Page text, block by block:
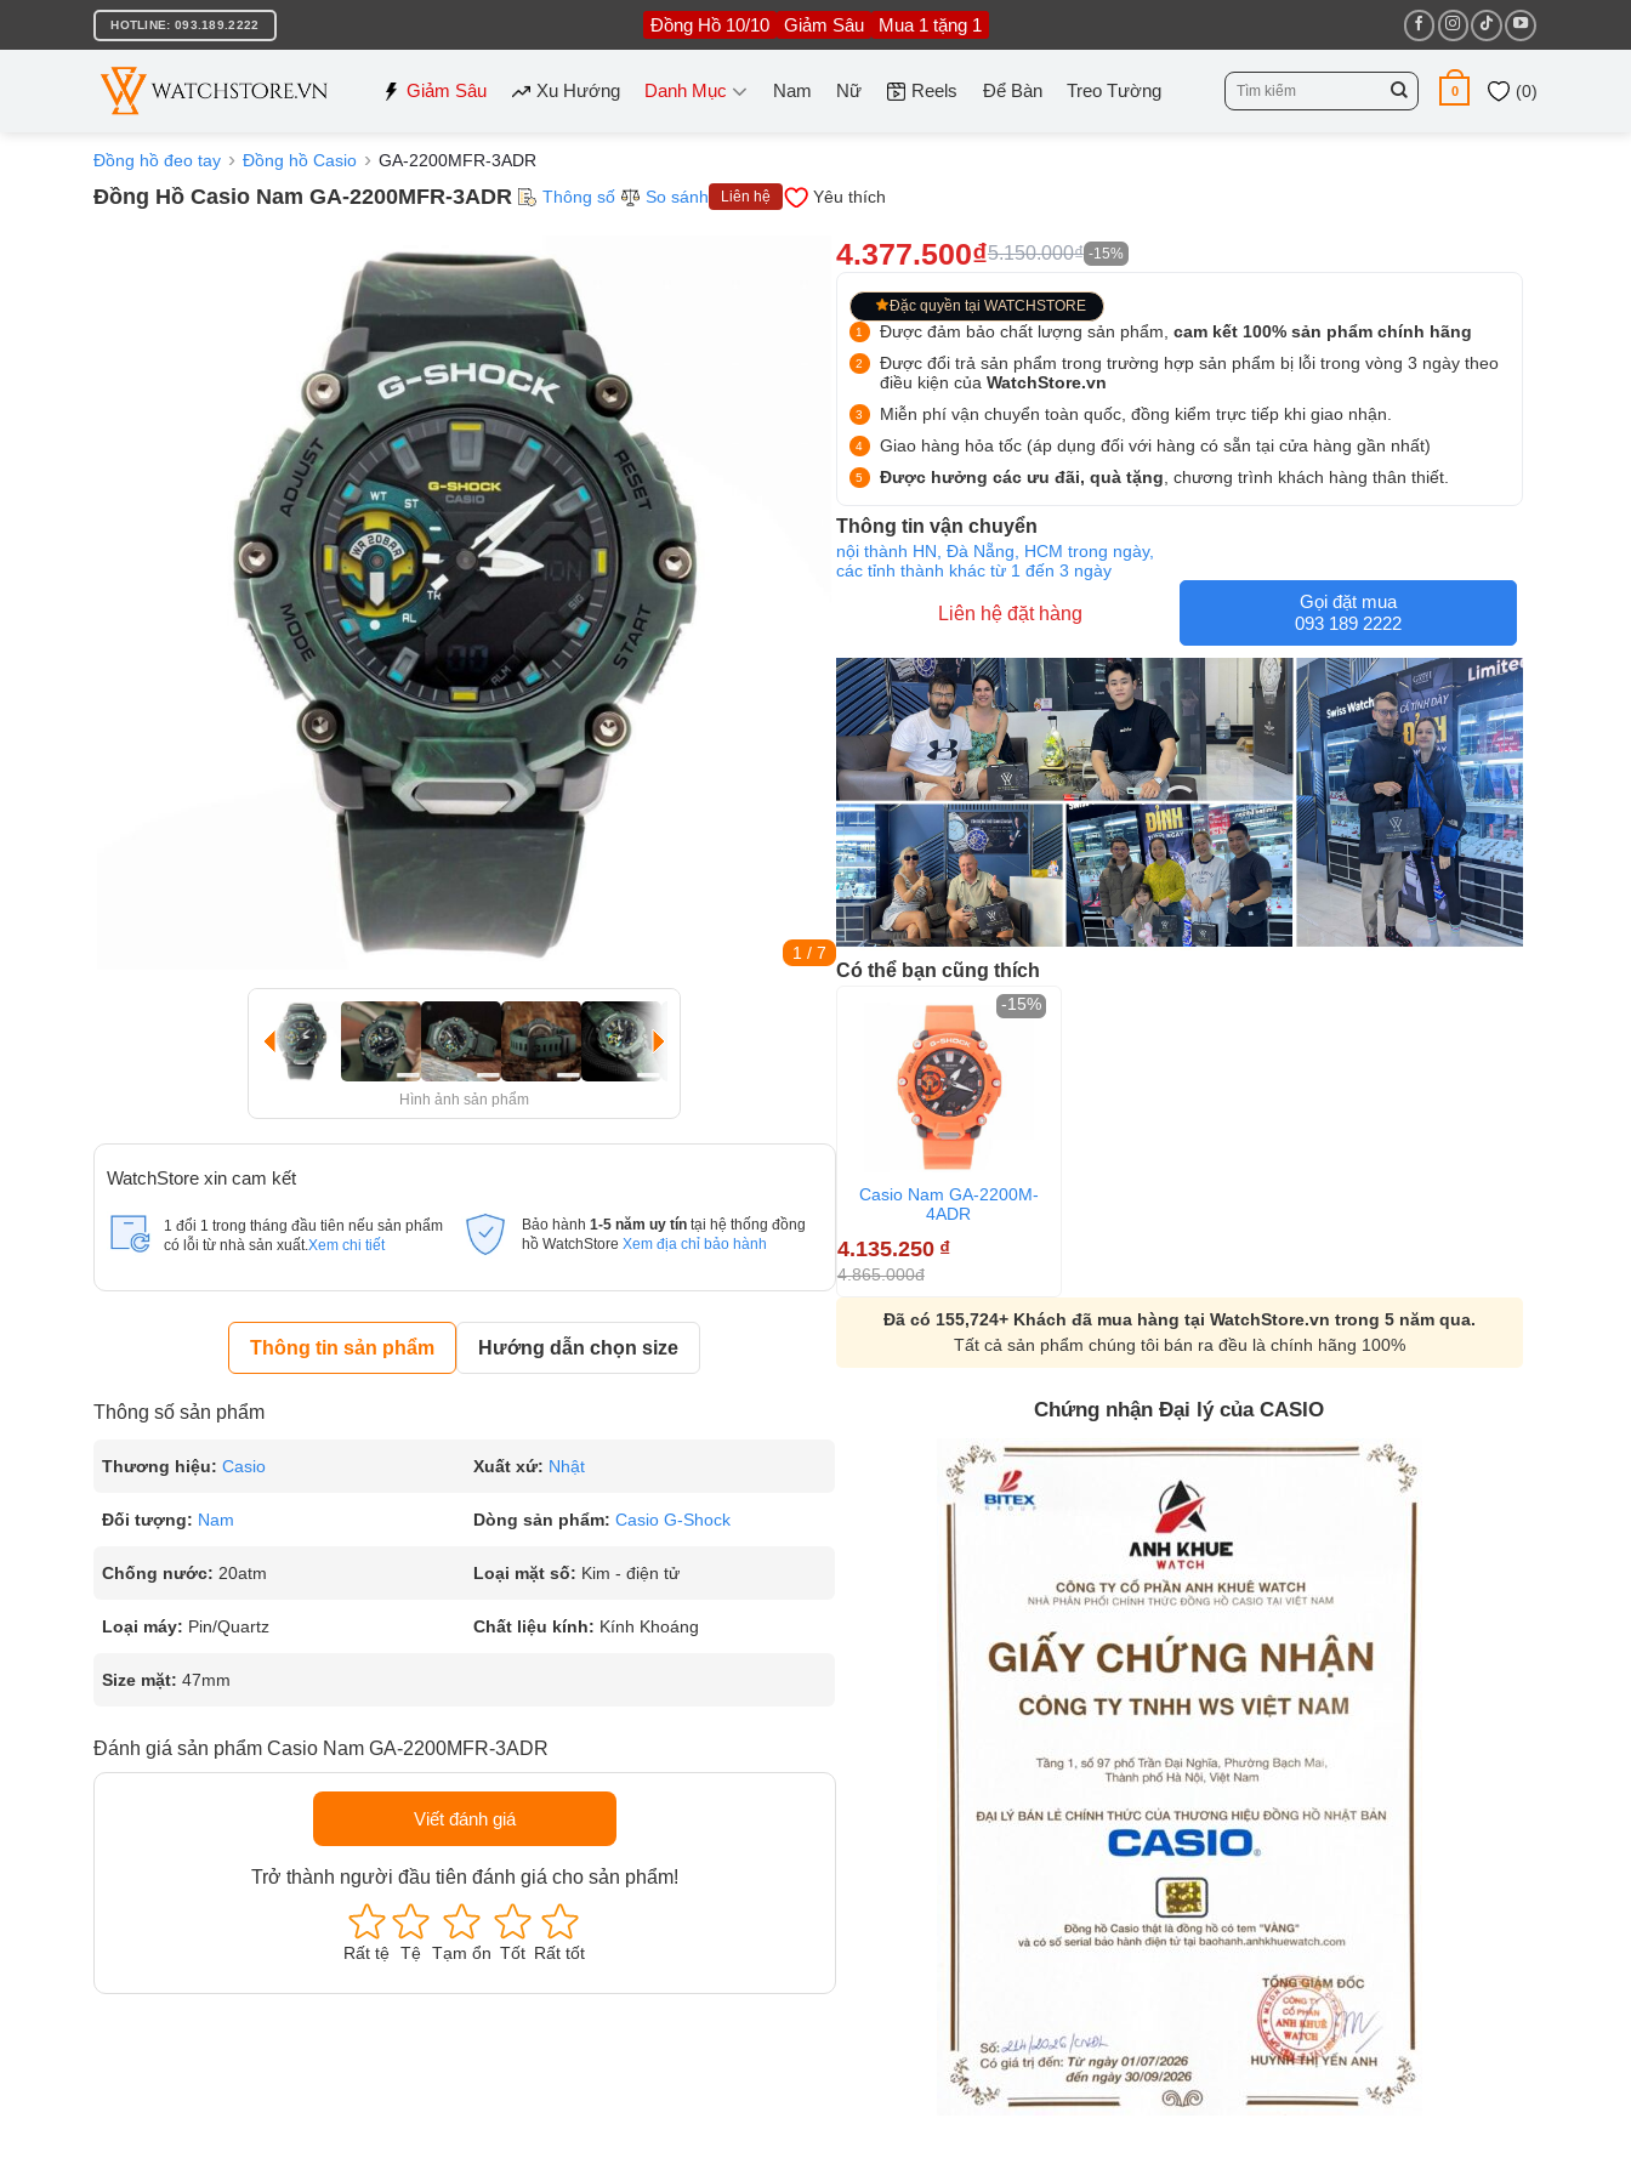
nội
HOTLINE: 093.189.2222 Đồng Hồ 10/10 Giảm Sâu Mua 1 tặng 1
Giảm Sâu Xu Hướng Danh Mục Nam Nữ Reels Để Bàn Treo Tường
Tìm
kiếm:
0 (0)
Đồng hồ đeo tay Đồng hồ Casio GA-2200MFR-3ADR
Đồng Hồ Casio Nam GA-2200MFR-3ADR Thông số So sánh Liên hệ Yêu thích
1 / 7
Hình ảnh sản phẩm
WatchStore xin cam kết
1 đổi 1 trong tháng đầu tiên nếu sản phẩm
có lỗi từ nhà sản xuất. Xem chi tiết
Bảo hành 1-5 năm uy tín tại hệ thống đồng
hồ WatchStore Xem địa chỉ bảo hành
Thông tin sản phẩm Hướng dẫn chọn size
Thông số sản phẩm
Thương hiệu: Casio Xuất xứ: Nhật
Đối tượng: Nam Dòng sản phẩm: Casio G-Shock
Chống nước: 20atm Loại mặt số: Kim - điện tử
Loại máy: Pin/Quartz Chất liệu kính: Kính Khoáng
Size mặt: 47mm
Đánh giá sản phẩm Casio Nam GA-2200MFR-3ADR
Viết đánh giá
Trở thành người đầu tiên đánh giá cho sản phẩm!
Rất tệ Tệ Tạm ổn Tốt Rất tốt
4.377.500₫5.150.000₫ -15%
Đặc quyền tại WATCHSTORE
Được đảm bảo chất lượng sản phẩm, cam kết 100% sản phẩm chính hãng
Được đổi trả sản phẩm trong trường hợp sản phẩm bị lỗi trong vòng 3 ngày theo
điều kiện của WatchStore.vn
Miễn phí vận chuyển toàn quốc, đồng kiểm trực tiếp khi giao nhận.
Giao hàng hỏa tốc (áp dụng đối với hàng có sẵn tại cửa hàng gần nhất)
Được hưởng các ưu đãi, quà tặng , chương trình khách hàng thân thiết.
Thông tin vận chuyển
nội thành HN, Đà Nẵng, HCM trong ngày,
các tỉnh thành khác từ 1 đến 3 ngày
Liên hệ đặt hàng
Gọi đặt mua
093 189 2222
Có thể bạn cũng thích
Casio Nam GA-2200M-
4ADR
4.135.250 ₫
4.865.000đ
-15%
Đã có 155,724+ Khách đã mua hàng tại WatchStore.vn trong 5 năm qua.
Tất cả sản phẩm chúng tôi bán ra đều là chính hãng 100%
Chứng nhận Đại lý của CASIO